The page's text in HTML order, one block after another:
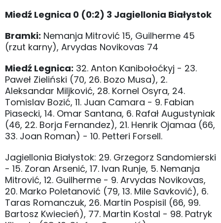
Miedź Legnica 0 (0:2) 3 Jagiellonia Białystok
Bramki: Nemanja Mitrović 15, Guilherme 45
(rzut karny), Arvydas Novikovas 74
Miedź Legnica: 32. Anton Kanibołoćkyj - 23.
Paweł Zieliński (70, 26. Bozo Musa), 2.
Aleksandar Miljković, 28. Kornel Osyra, 24.
Tomislav Bozić, 11. Juan Camara - 9. Fabian
Piasecki, 14. Omar Santana, 6. Rafał Augustyniak
(46, 22. Borja Fernandez), 21. Henrik Ojamaa (66,
33. Joan Roman) - 10. Petteri Forsell.
Jagiellonia Białystok: 29. Grzegorz Sandomierski
- 15. Zoran Arsenić, 17. Ivan Runje, 5. Nemanja
Mitrović, 12. Guilherme - 9. Arvydas Novikovas,
20. Marko Poletanović (79, 13. Mile Savković), 6.
Taras Romanczuk, 26. Martin Pospisil (66, 99.
Bartosz Kwiecień), 77. Martin Kostal - 98. Patryk